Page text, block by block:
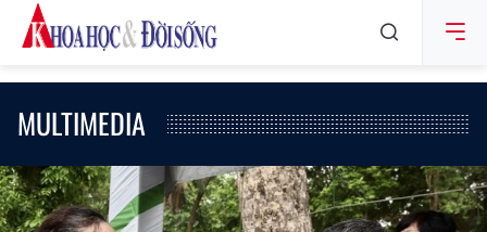
MULTIMEDIA